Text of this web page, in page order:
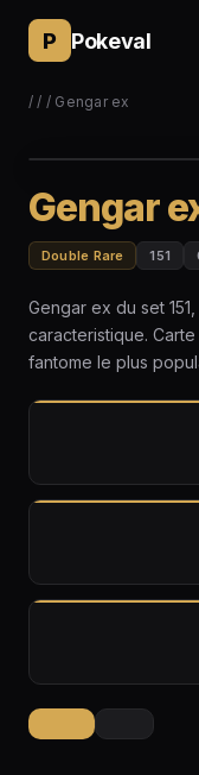
P Pokeval
// / Gengar ex
Gengar
Double Rare 151
Gengar ex du set
caracteristique.
fantome le plus